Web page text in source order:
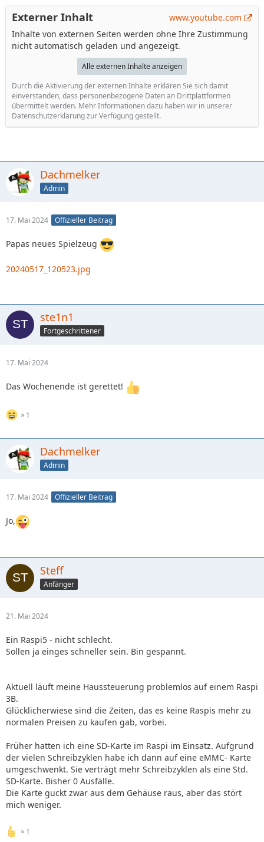
Externer Inhalt
www.youtube.com
Inhalte von externen Seiten werden ohne Ihre Zustimmung
nicht automatisch geladen und angezeigt.
Alle externen Inhalte anzeigen
Durch die Aktivierung der externen Inhalte erklären Sie sich damit
einverstanden, dass personenbezogene Daten an Drittplattformen
übermittelt werden. Mehr Informationen dazu haben wir in unserer
Datenschutzerklärung zur Verfügung gestellt.
Dachmelker
Admin
17. Mai 2024 Offizieller Beitrag
Papas neues Spielzeug
20240517_120523.jpg
ste1n1
Fortgeschrittener
17. Mai 2024
Das Wochenende ist gerettet!
1
Dachmelker
Admin
17. Mai 2024 Offizieller Beitrag
Jo,
Steff
Anfänger
21. Mai 2024
Ein Raspi5 - nicht schlecht.
Sollen ja einges schneller sein. Bin gespannt.
Aktuell läuft meine Haussteuerung problemlos auf einem Raspi
3B.
Glücklicherwiese sind die Zeiten, das es keine Raspis mehr zu
normalen Preisen zu kaufen gab, vorbei.
Früher hatten ich eine SD-Karte im Raspi im Einsatz. Aufgrund
der vielen Schreibzyklen habe ich dann auf eine eMMC- Karte
umgeschwenkt. Sie verträgt mehr Schreibzyklen als eine Std.
SD-Karte. Bisher 0 Ausfälle.
Die Karte guckt zwar aus dem Gehäuse raus, aber das stört
mich weniger.
1